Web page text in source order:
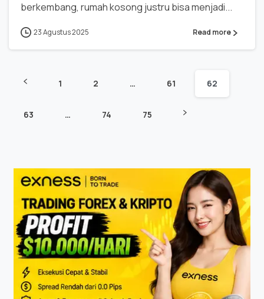
berkembang, rumah kosong justru bisa menjadi...
23 Agustus 2025 Read more
1 2 … 61 62
63 … 74 75